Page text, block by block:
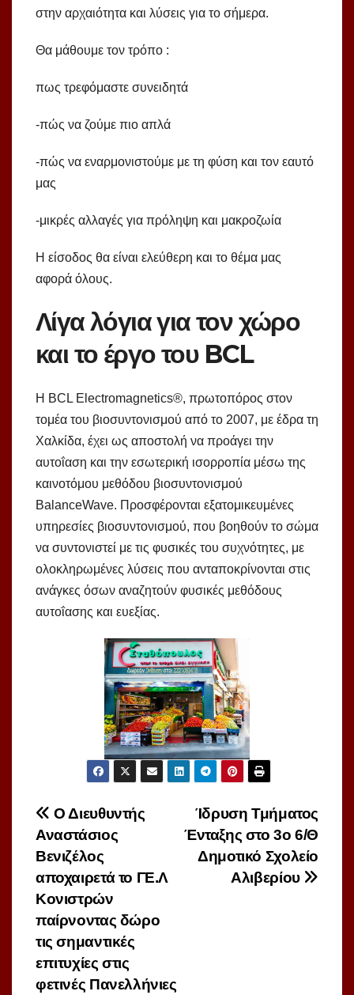
στην αρχαιότητα και λύσεις για το σήμερα.
Θα μάθουμε τον τρόπο :
πως τρεφόμαστε συνειδητά
-πώς να ζούμε πιο απλά
-πώς να εναρμονιστούμε με τη φύση και τον εαυτό
μας
-μικρές αλλαγές για πρόληψη και μακροζωία
Η είσοδος θα είναι ελεύθερη και το θέμα μας
αφορά όλους.
Λίγα λόγια για τον χώρο
και το έργο του BCL
Η BCL Electromagnetics®, πρωτοπόρος στον
τομέα του βιοσυντονισμού από το 2007, με έδρα τη
Χαλκίδα, έχει ως αποστολή να προάγει την
αυτοΐαση και την εσωτερική ισορροπία μέσω της
καινοτόμου μεθόδου βιοσυντονισμού
BalanceWave. Προσφέρονται εξατομικευμένες
υπηρεσίες βιοσυντονισμού, που βοηθούν το σώμα
να συντονιστεί με τις φυσικές του συχνότητες, με
ολοκληρωμένες λύσεις που ανταποκρίνονται στις
ανάγκες όσων αναζητούν φυσικές μεθόδους
αυτοΐασης και ευεξίας.
Πλοήγηση
άρθρων
Ίδρυση Τμήματος
Ένταξης στο 3ο 6/Θ
Δημοτικό Σχολείο
Αλιβερίου
Ο Διευθυντής
Αναστάσιος
Βενιζέλος
αποχαιρετά το ΓΕ.Λ
Κονιστρών
παίρνοντας δώρο
τις σημαντικές
επιτυχίες στις
φετινές Πανελλήνιες